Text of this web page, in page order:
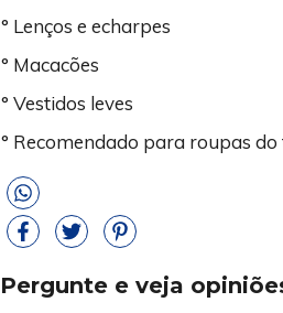
° Lenços e echarpes
° Macacões
° Vestidos leves
° Recomendado para roupas
Pergunte e veja